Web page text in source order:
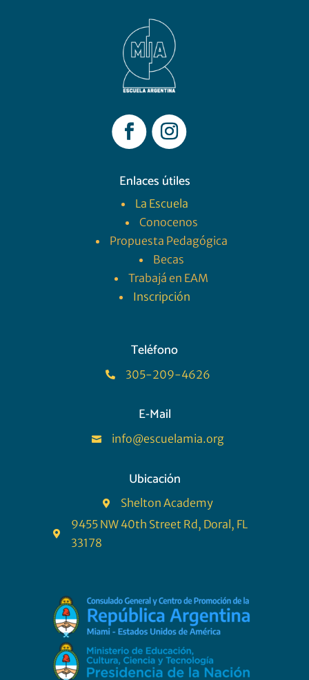
Enlaces útiles
La Escuela
Conocenos
Propuesta Pedagógica
Becas
Trabajá en EAM
Inscripción
Teléfono
 ‪305-209-4626‬
E-Mail
 info@escuelamia.org
Ubicación
 Shelton Academy

9455 NW 40th Street Rd, Doral, FL
33178